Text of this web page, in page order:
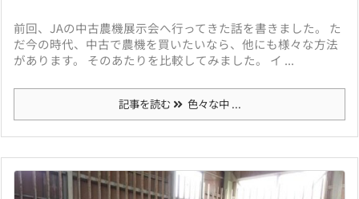
前回、JAの中古農機展示会へ行ってきた話を書きました。 た
だ今の時代、中古で農機を買いたいなら、他にも様々な方法
があります。 そのあたりを比較してみました。 イ ...
記事を読む 色々な中 ...